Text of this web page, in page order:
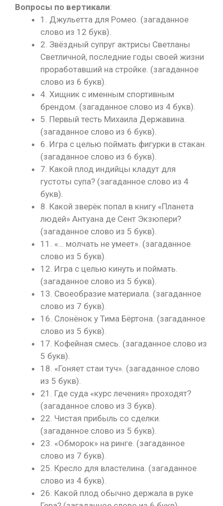
Вопросы по вертикали:
1. Джульетта для Ромео. (загаданное
слово из 12 букв).
2. Звёздный супруг актрисы Светланы
Светличной, последние годы своей жизни
проработавший на стройке. (загаданное
слово из 6 букв).
4. Хищник с именным спортивным
брендом. (загаданное слово из 4 букв).
5. Первый тесть Михаила Державина.
(загаданное слово из 6 букв).
6. Игра с целью поймать фигурки в стакан.
(загаданное слово из 6 букв).
7. Какой плод индийцы кладут для
густоты супа? (загаданное слово из 4
букв).
8. Какой зверёк попал в книгу «Планета
людей» Антуана де Сент Экзюпери?
(загаданное слово из 5 букв).
11. «… молчать не умеет». (загаданное
слово из 5 букв).
12. Игра с целью кинуть и поймать.
(загаданное слово из 5 букв).
13. Своеобразие материала. (загаданное
слово из 7 букв).
16. Слонёнок у Тима Бёртона. (загаданное
слово из 5 букв).
17. Кофейная смесь. (загаданное слово из
5 букв).
18. «Гоняет стаи туч». (загаданное слово
из 5 букв).
21. Где суда «курс лечения» проходят?
(загаданное слово из 3 букв).
22. Чистая прибыль со сделки.
(загаданное слово из 5 букв).
23. «Обморок» на ринге. (загаданное
слово из 7 букв).
25. Кресло для властелина. (загаданное
слово из 4 букв).
26. Какой плод обычно держала в руке